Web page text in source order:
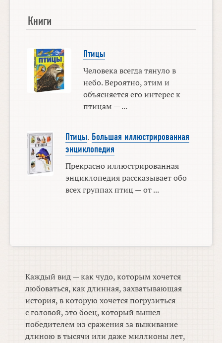
Книги
Птицы
Человека всегда тянуло в
небо. Вероятно, этим и
объясняется его интерес к
птицам — ...
Птицы. Большая иллюстрированная
энциклопедия
Прекрасно иллюстрированная
энциклопедия рассказывает обо
всех группах птиц — от ...
Каждый вид — как чудо, которым хочется
любоваться, как длинная, захватывающая
история, в которую хочется погрузиться
с головой, это боец, который вышел
победителем из сражения за выживание
длиною в тысячи или даже миллионы лет,